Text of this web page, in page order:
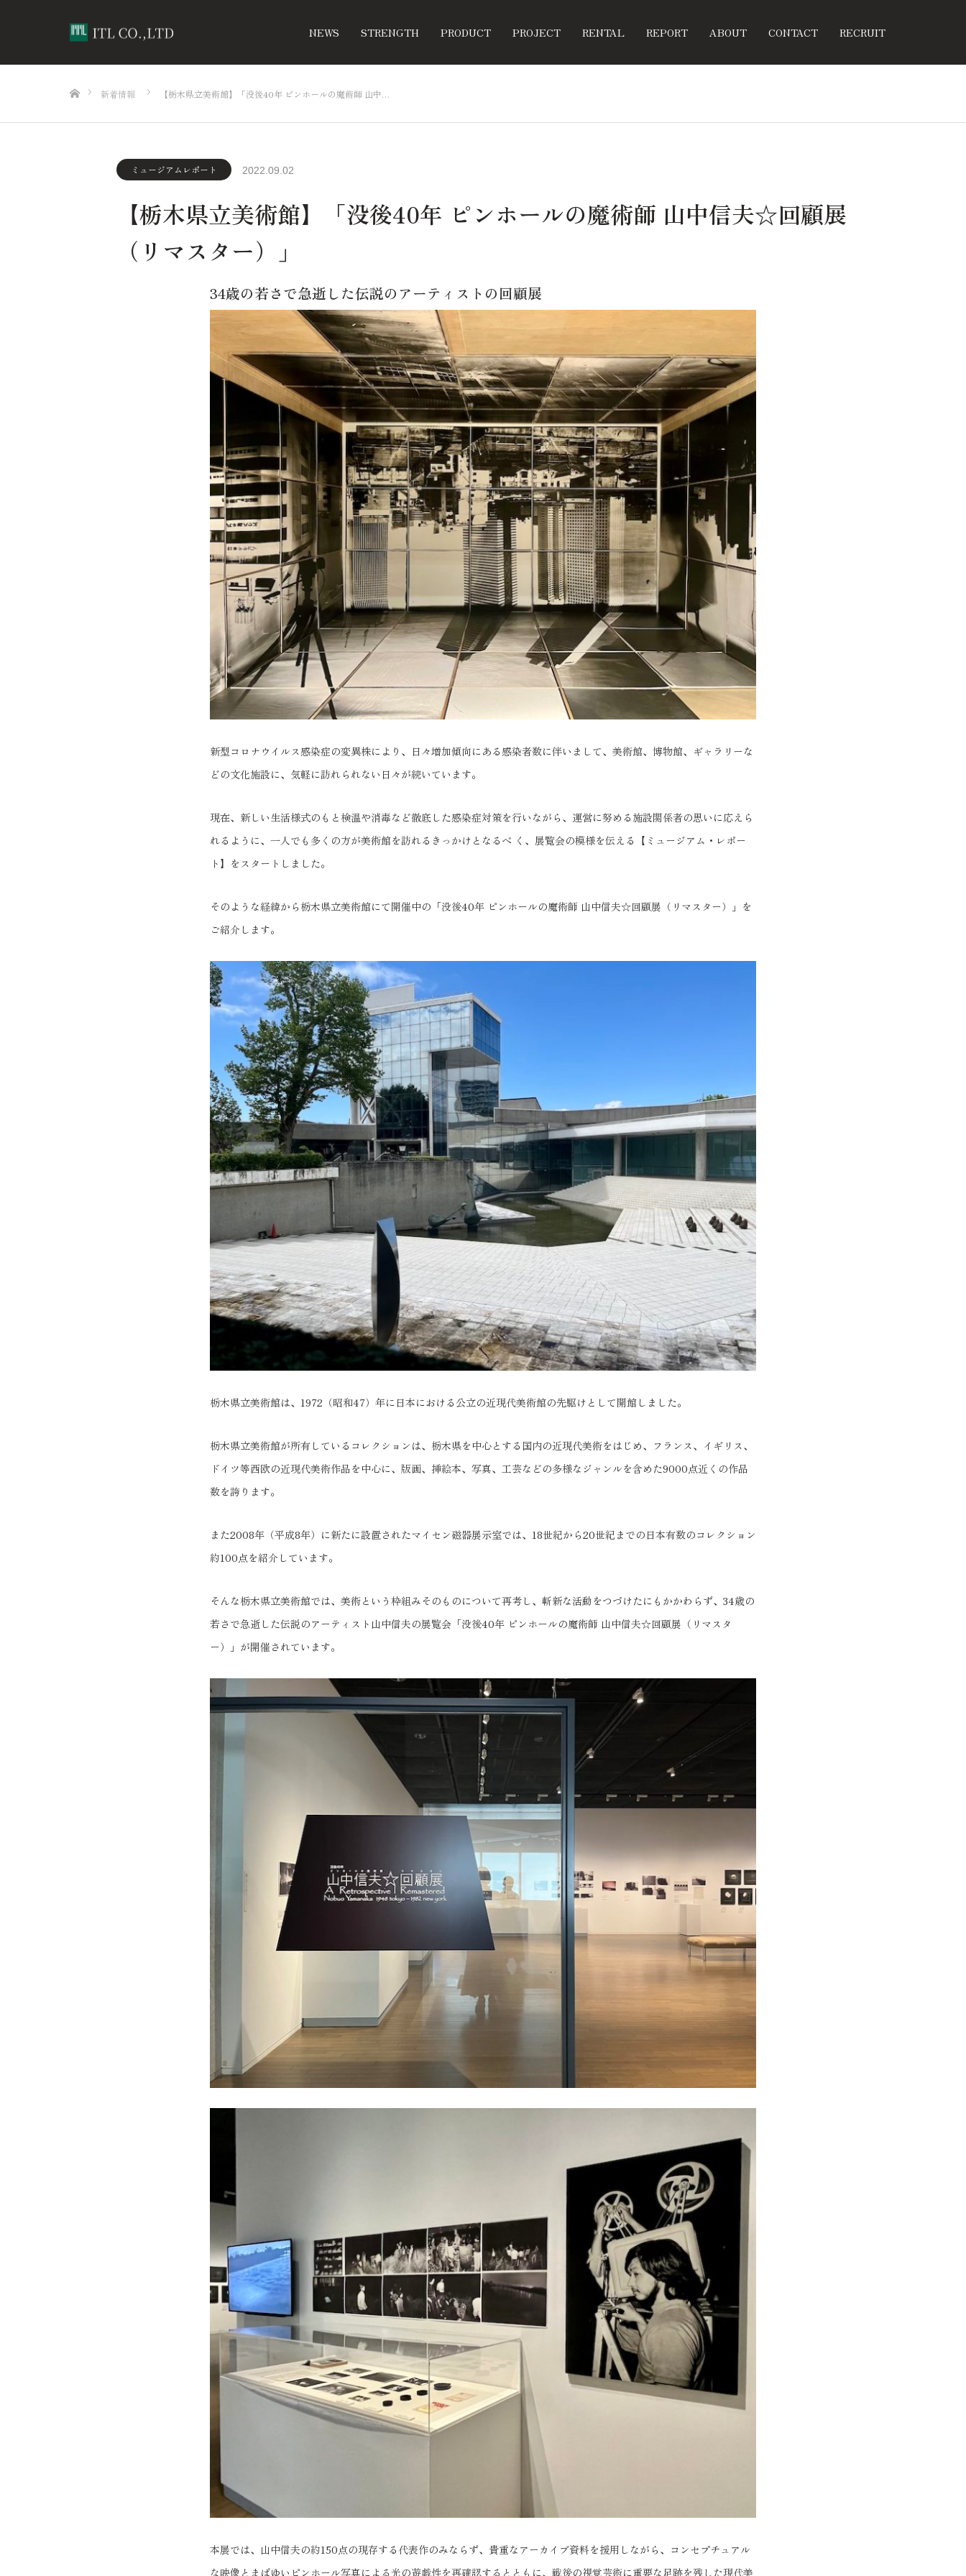
NEWS STRENGTH PRODUCT PROJECT RENTAL REPORT ABOUT CONTACT RECRUIT
新着情報
【栃木県立美術館】「没後40年 ピンホールの魔術師 山中…
ミュージアムレポート 2022.09.02
【栃木県立美術館】「没後40年 ピンホールの魔術師 山中信夫☆回顧展
（リマスター）」
34歳の若さで急逝した伝説のアーティストの回顧展
新型コロナウイルス感染症の変異株により、日々増加傾向にある感染者数に伴いまして、美術館、博物館、ギャラリーな
どの文化施設に、気軽に訪れられない日々が続いています。
現在、新しい生活様式のもと検温や消毒など徹底した感染症対策を行いながら、運営に努める施設関係者の思いに応えら
れるように、一人でも多くの方が美術館を訪れるきっかけとなるべ く、展覧会の模様を伝える【ミュージアム・レポー
ト】をスタートしました。
そのような経緯から栃木県立美術館にて開催中の「没後40年 ピンホールの魔術師 山中信夫☆回顧展（リマスター）」を
ご紹介します。
栃木県立美術館は、1972（昭和47）年に日本における公立の近現代美術館の先駆けとして開館しました。
栃木県立美術館が所有しているコレクションは、栃木県を中心とする国内の近現代美術をはじめ、フランス、イギリス、
ドイツ等西欧の近現代美術作品を中心に、版画、挿絵本、写真、工芸などの多様なジャンルを含めた9000点近くの作品
数を誇ります。
また2008年（平成8年）に新たに設置されたマイセン磁器展示室では、18世紀から20世紀までの日本有数のコレクション
約100点を紹介しています。
そんな栃木県立美術館では、美術という枠組みそのものについて再考し、斬新な活動をつづけたにもかかわらず、34歳の
若さで急逝した伝説のアーティスト山中信夫の展覧会「没後40年 ピンホールの魔術師 山中信夫☆回顧展（リマスタ
ー）」が開催されています。
本展では、山中信夫の約150点の現存する代表作のみならず、貴重なアーカイブ資料を援用しながら、コンセプチュアル
な映像とまばゆいピンホール写真による光の遊戯性を再確認するとともに、戦後の視覚芸術に重要な足跡を残した現代美